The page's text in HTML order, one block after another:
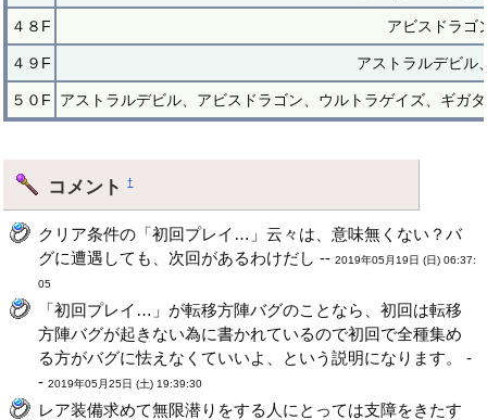
４８F アビスドラゴ
４９F アストラルデビル
５０F アストラルデビル、アビスドラゴン、ウルトラゲイズ、ギガ
コメント†
クリア条件の「初回プレイ…」云々は、意味無くない？バ
グに遭遇しても、次回があるわけだし --2019年05月19日 (日) 06:37:
05
「初回プレイ…」が転移方陣バグのことなら、初回は転移
方陣バグが起きない為に書かれているので初回で全種集め
る方がバグに怯えなくていいよ、という説明になります。 -
-2019年05月25日 (土) 19:39:30
レア装備求めて無限潜りをする人にとっては支障をきたす